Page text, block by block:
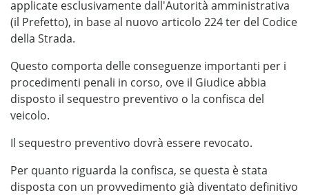
applicate esclusivamente dall'Autorità amministrativa
(il Prefetto), in base al nuovo articolo 224 ter del Codice
della Strada.
Questo comporta delle conseguenze importanti per i
procedimenti penali in corso, ove il Giudice abbia
disposto il sequestro preventivo o la confisca del
veicolo.
Il sequestro preventivo dovrà essere revocato.
Per quanto riguarda la confisca, se questa è stata
disposta con un provvedimento già diventato definitivo